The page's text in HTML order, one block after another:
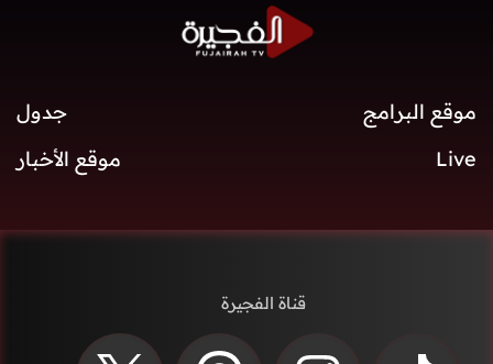
موقع البرامج
جدول
Live
موقع الأخبار
قناة الفجيرة